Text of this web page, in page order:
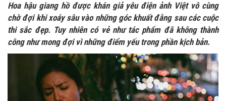
Hoa hậu giang hồ được khán giả yêu điện ảnh Việt vô cùng
chờ đợi khi xoáy sâu vào những góc khuất đằng sau các cuộc
thi sắc đẹp. Tuy nhiên có vẻ như tác phẩm đã không thành
công như mong đợi vì những điểm yếu trong phần kịch bản.